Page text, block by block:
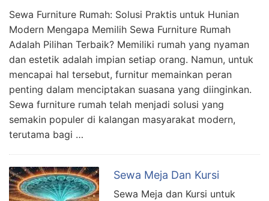
Sewa Furniture Rumah: Solusi Praktis untuk Hunian
Modern Mengapa Memilih Sewa Furniture Rumah
Adalah Pilihan Terbaik? Memiliki rumah yang nyaman
dan estetik adalah impian setiap orang. Namun, untuk
mencapai hal tersebut, furnitur memainkan peran
penting dalam menciptakan suasana yang diinginkan.
Sewa furniture rumah telah menjadi solusi yang
semakin populer di kalangan masyarakat modern,
terutama bagi …
Sewa Meja Dan Kursi
Sewa Meja dan Kursi untuk